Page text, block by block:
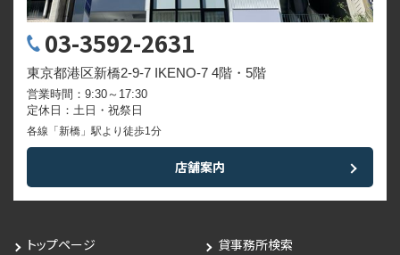
03-3592-2631
東京都港区新橋2-9-7 IKENO-7 4階・5階
営業時間：9:30～17:30
定休日：土日・祝祭日
各線「新橋」駅より徒歩1分
店舗案内
トップページ
貸事務所検索